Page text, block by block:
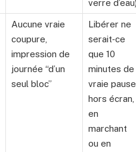
verre
Aucune vraie
coupure,
impression de
journée “d’un
seul bloc”
Libérer ne
serait‑ce
que 10
minutes de
vraie pause
hors écran,
en
marchant
ou en